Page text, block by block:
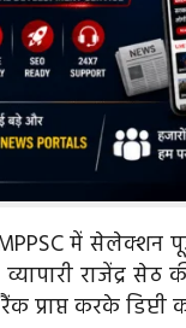
में सेलेक्शन
राजेंद्र
प्राप्त करके डिप्टी